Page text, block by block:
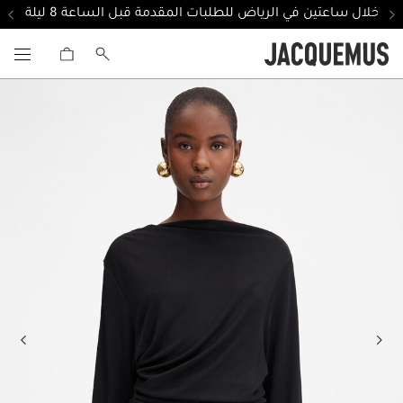
خلال ساعتين في الرياض للطلبات المقدمة قبل الساعة 8 ليلة